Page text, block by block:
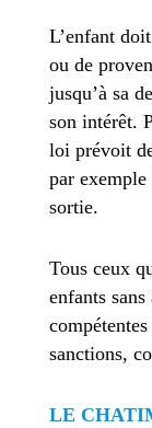
L’enfant
ou de
jusqu’à sa
son intérêt.
loi prévoit
par exemple
sortie.
Tous ceux
enfants
sanctions,
LE